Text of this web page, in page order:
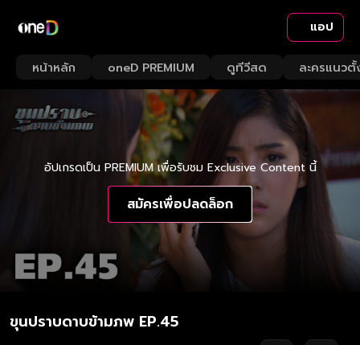
แอป
หน้าหลัก oneD PREMIUM ดูทีวีสด ละครแนวตั้
อัปเกรดเป็น PREMIUM เพื่อรับชม Exclusive Content นี้
สมัครเพื่อปลดล็อก
ขุนปราบดาบข้ามภพ EP.45